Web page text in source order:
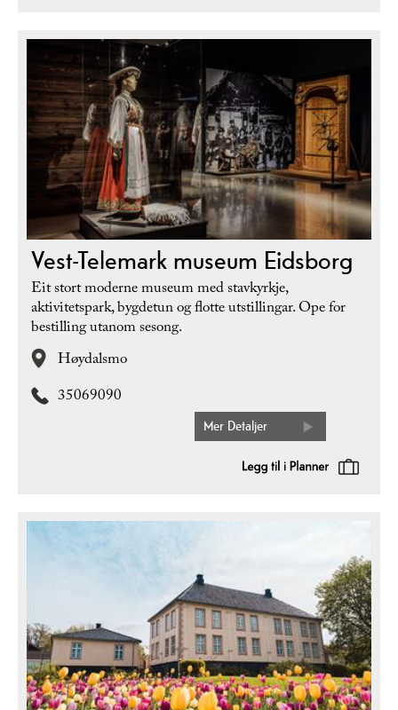
Vest-Telemark museum Eidsborg
Eit stort moderne museum med stavkyrkje,
aktivitetspark, bygdetun og flotte utstillingar. Ope for
bestilling utanom sesong.
Høydalsmo
35069090
Mer Detaljer